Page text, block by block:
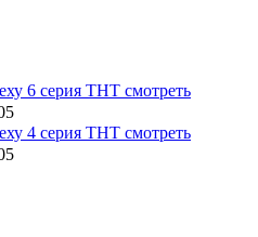
6 серия ТНТ смотреть
4 серия ТНТ смотреть